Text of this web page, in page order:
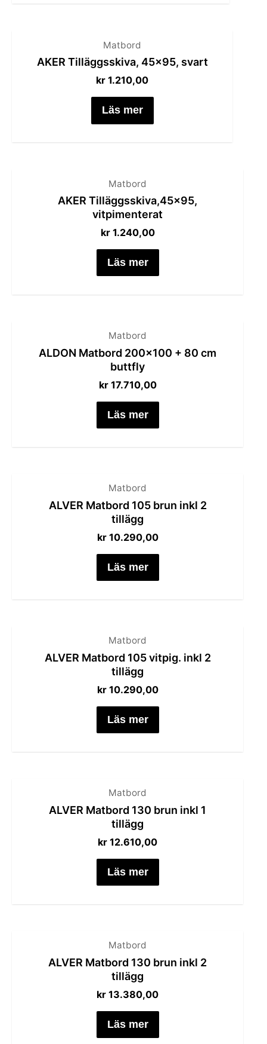
Matbord
AKER Tilläggsskiva, 45×95, svart
kr 1.210,00
Läs mer
Matbord
AKER Tilläggsskiva,45×95,
vitpimenterat
kr1.240,00
Läs mer
Matbord
ALDON Matbord 200×100 + 80 cm
buttfly
kr17.710,00
Läs mer
Matbord
ALVER Matbord 105 brun inkl 2
tillägg
kr10.290,00
Läs mer
Matbord
ALVER Matbord 105 vitpig. inkl 2
tillägg
kr10.290,00
Läs mer
Matbord
ALVER Matbord 130 brun inkl 1
tillägg
kr 12.610,00
Läs mer
Matbord
ALVER Matbord 130 brun inkl 2
tillägg
kr 13.380,00
Läs mer